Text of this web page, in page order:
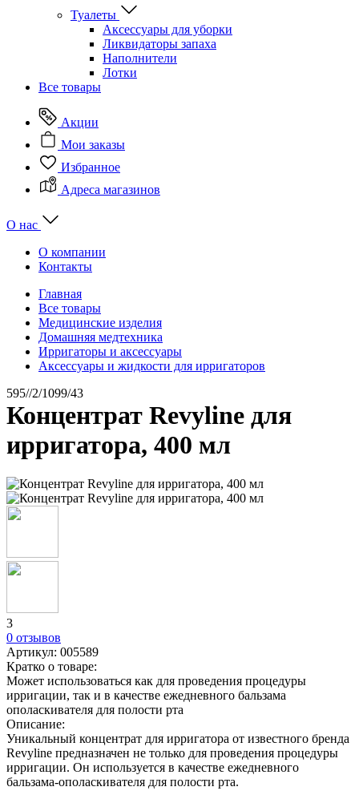
Туалеты
Аксессуары для уборки
Ликвидаторы запаха
Наполнители
Лотки
Все товары
Акции
Мои заказы
Избранное
Адреса магазинов
О нас
О компании
Контакты
Главная
Все товары
Медицинские изделия
Домашняя медтехника
Ирригаторы и аксессуары
Аксессуары и жидкости для ирригаторов
595//2/1099/43
Концентрат Revyline для
ирригатора, 400 мл
3
0 отзывов
Артикул: 005589
Кратко о товаре:
Может использоваться как для проведения процедуры
ирригации, так и в качестве ежедневного бальзама
ополаскивателя для полости рта
Описание:
Уникальный концентрат для ирригатора от известного бренда
Revyline предназначен не только для проведения процедуры
ирригации. Он используется в качестве ежедневного
бальзама-ополаскивателя для полости рта.